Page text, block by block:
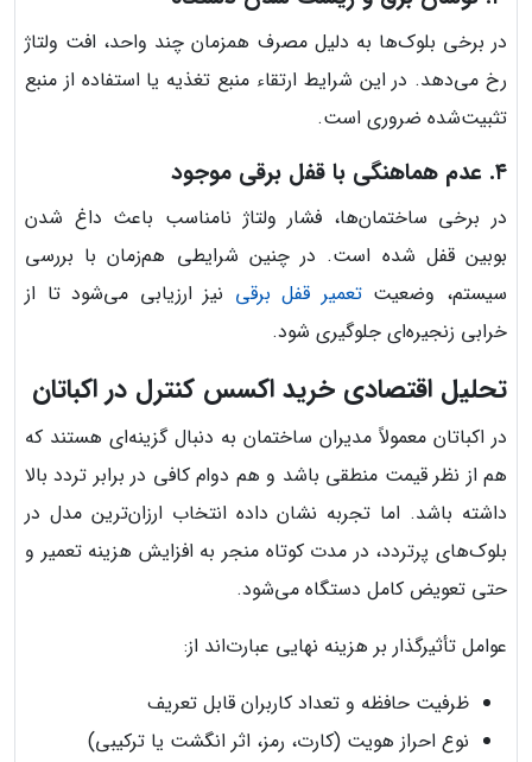
در برخی بلوک‌ها به دلیل مصرف همزمان چند واحد، افت ولتاژ
رخ می‌دهد. در این شرایط ارتقاء منبع تغذیه یا استفاده از منبع
تثبیت‌شده ضروری است.
۴. عدم هماهنگی با قفل برقی موجود
در برخی ساختمان‌ها، فشار ولتاژ نامناسب باعث داغ شدن
بوبین قفل شده است. در چنین شرایطی هم‌زمان با بررسی
سیستم، وضعیتتعمیر قفل برقی نیز ارزیابی می‌شود تا از
خرابی زنجیره‌ای جلوگیری شود.
تحلیل اقتصادی خرید اکسس کنترل در اکباتان
در اکباتان معمولاً مدیران ساختمان به دنبال گزینه‌ای هستند که
هم از نظر قیمت منطقی باشد و هم دوام کافی در برابر تردد بالا
داشته باشد. اما تجربه نشان داده انتخاب ارزان‌ترین مدل در
بلوک‌های پرتردد، در مدت کوتاه منجر به افزایش هزینه تعمیر و
حتی تعویض کامل دستگاه می‌شود.
عوامل تأثیرگذار بر هزینه نهایی عبارت‌اند از:
ظرفیت حافظه و تعداد کاربران قابل تعریف
نوع احراز هویت (کارت، رمز، اثر انگشت یا ترکیبی)